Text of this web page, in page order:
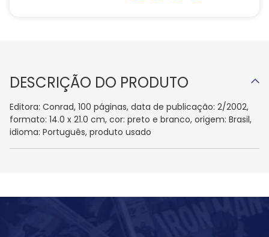
DESCRIÇÃO DO PRODUTO
Editora: Conrad, 100 páginas, data de publicação: 2/2002,
formato: 14.0 x 21.0 cm, cor: preto e branco, origem: Brasil,
idioma: Português, produto usado